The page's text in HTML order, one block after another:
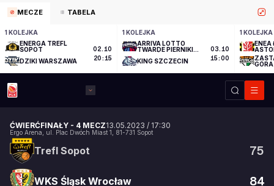
MECZE TABELA
1 KOLEJKA
ENERGA TREFL
SOPOT
DZIKI WARSZAWA
02.10
20:15
1 KOLEJKA
ARRIVA LOTTO
TWARDE PIERNIKI
KING SZCZECIN
03.10
15:00
1 KOLEJKA
ENEA
GÓRA
ĆWIERĆFINAŁY - 4 MECZ13.05.2023 / 17:30
Ergo Arena ul. Plac Dwóch Miast 1 81-731 Sopot
Trefl Sopot 75
84
WKS Śląsk Wrocław